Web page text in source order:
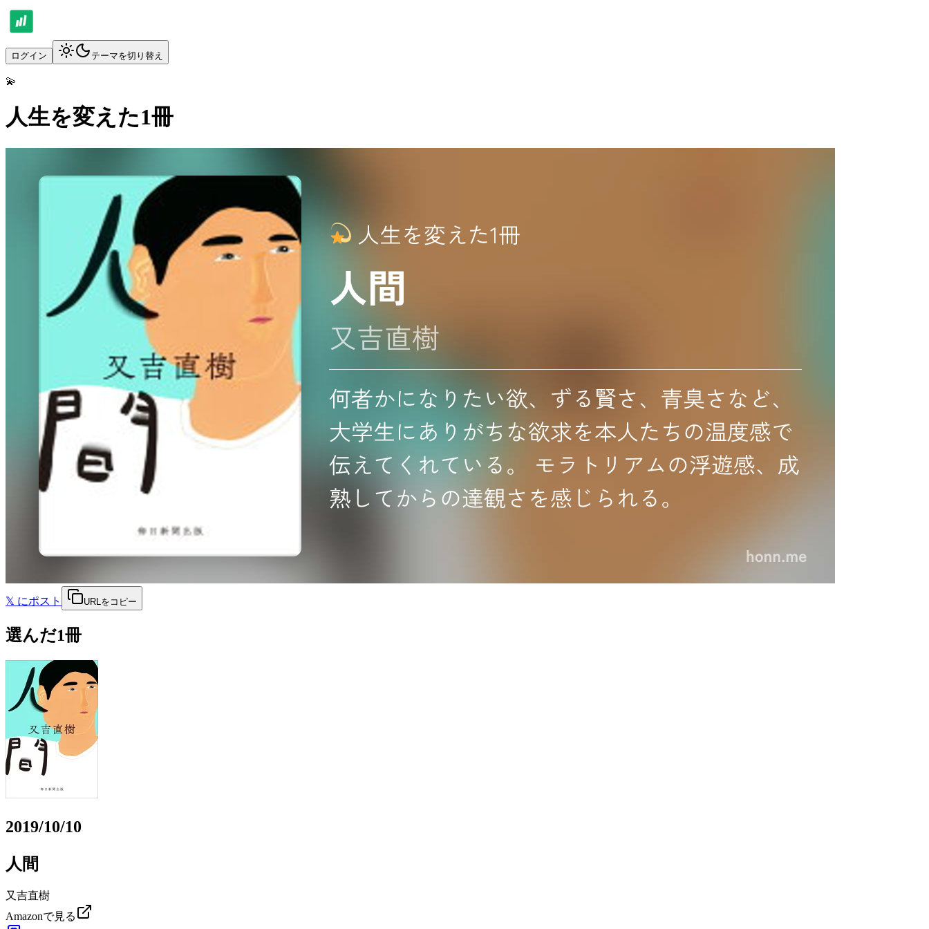
ログイン テーマを切り替え
💫
人生を変えた1冊
𝕏 にポスト URLをコピー
選んだ1冊
2019/10/10
人間
又吉直樹
Amazonで見る